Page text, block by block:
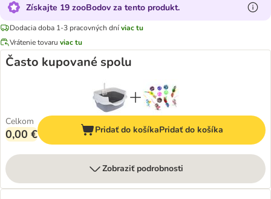
Získajte 19 zooBodov za tento produkt.
Dodacia doba 1-3 pracovných dníviac tu
Vrátenie tovaru viac tu
Často kupované spolu
Celkom
0,00 € Pridať do košíkaPridať do košíka
Zobraziť podrobnosti